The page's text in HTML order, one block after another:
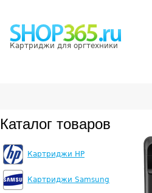
Картриджи для оргтехники
Каталог товаров
Картриджи HP
Картриджи Samsung